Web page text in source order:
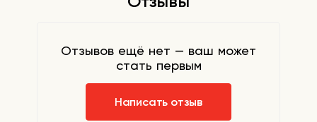
Отзывов ещё нет — ваш может
стать первым
Написать отзыв